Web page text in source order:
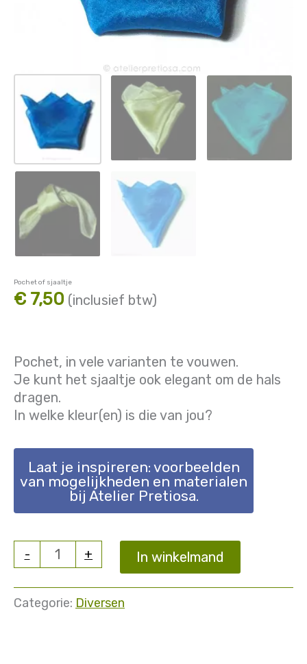
Pochet of sjaaltje
€ 7,50 (inclusief btw)
Pochet, in vele varianten te vouwen.
Je kunt het sjaaltje ook elegant om de hals
dragen.
In welke kleur(en) is die van jou?
Laat je inspireren: voorbeelden
van mogelijkheden en materialen
bij Atelier Pretiosa.
-
Pochet
of
sjaaltje
aantal
+ In winkelmand
Categorie: Diversen